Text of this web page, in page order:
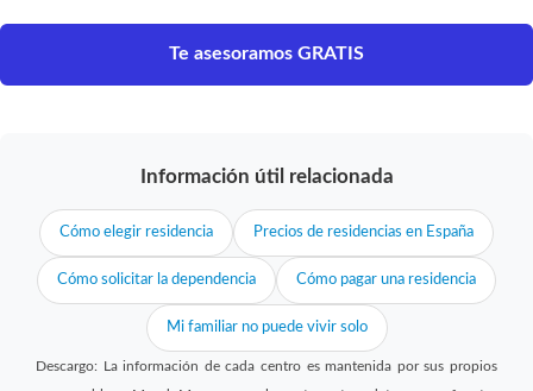
Te asesoramos GRATIS
Información útil relacionada
Cómo elegir residencia Precios de residencias en España
Cómo solicitar la dependencia Cómo pagar una residencia
Mi familiar no puede vivir solo
Descargo: La información de cada centro es mantenida por sus propios